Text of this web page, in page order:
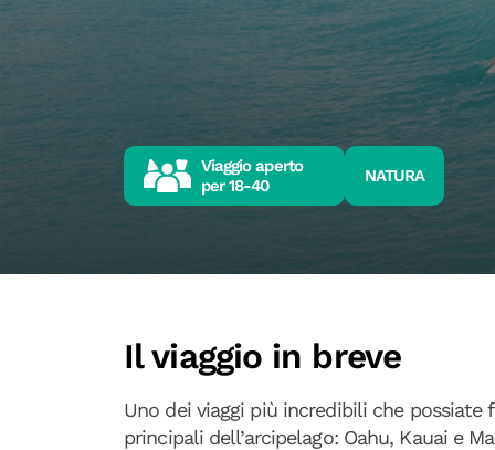
Viaggio aperto
per18-40 NATURA
Il viaggio in breve
Uno dei viaggi più incredibili che possiate
principali dell’arcipelago: Oahu, Kauai e